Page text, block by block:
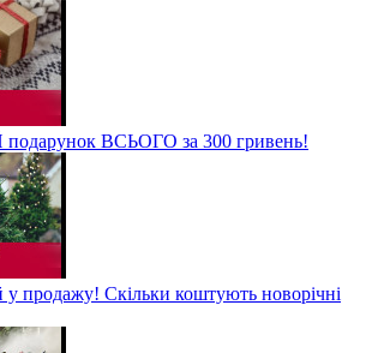
ВСЬОГО за 300 гривень!
у продажу! Скільки коштують новорічні